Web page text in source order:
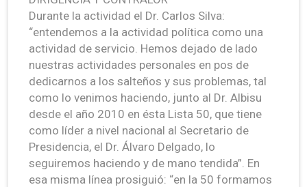
Durante la actividad el Dr. Carlos Silva:
“entendemos a la actividad política como una
actividad de servicio. Hemos dejado de lado
nuestras actividades personales en pos de
dedicarnos a los salteños y sus problemas, tal
como lo venimos haciendo, junto al Dr. Albisu
desde el año 2010 en ésta Lista 50, que tiene
como líder a nivel nacional al Secretario de
Presidencia, el Dr. Álvaro Delgado, lo
seguiremos haciendo y de mano tendida”. En
esa misma línea prosiguió: “en la 50 formamos